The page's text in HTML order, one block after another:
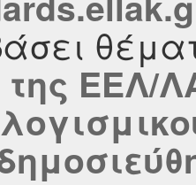
της ΕΕΛ/